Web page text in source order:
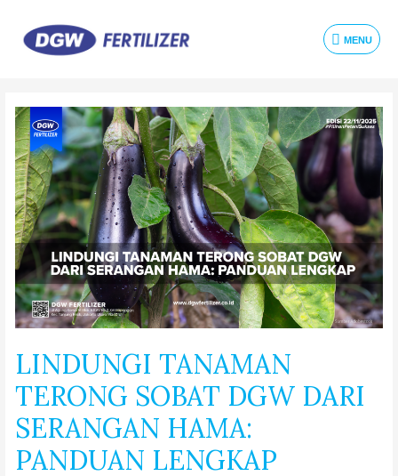
MENU
LINDUNGI TANAMAN
TERONG SOBAT DGW DARI
SERANGAN HAMA:
PANDUAN LENGKAP